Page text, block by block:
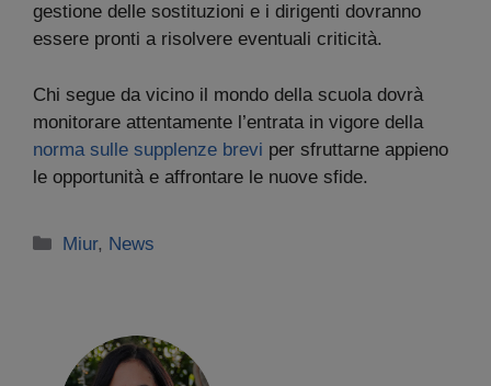
gestione delle sostituzioni e i dirigenti dovranno
essere pronti a risolvere eventuali criticità.
Chi segue da vicino il mondo della scuola dovrà
monitorare attentamente l’entrata in vigore della
norma sulle supplenze brevi per sfruttarne appieno
le opportunità e affrontare le nuove sfide.
Categorie
Miur, News